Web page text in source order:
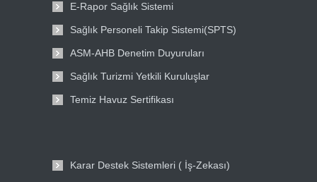
E-Rapor Sağlık Sistemi
Sağlık Personeli Takip Sistemi(SPTS)
ASM-AHB Denetim Duyuruları
Sağlık Turizmi Yetkili Kuruluşlar
Temiz Havuz Sertifikası
Karar Destek Sistemleri ( İş-Zekası)